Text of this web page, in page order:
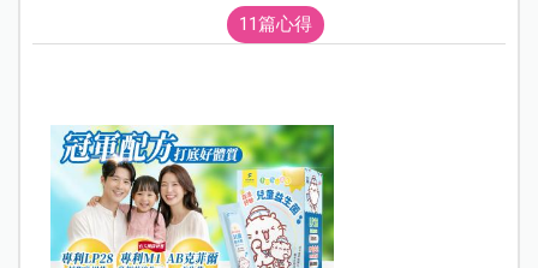
11篇心得